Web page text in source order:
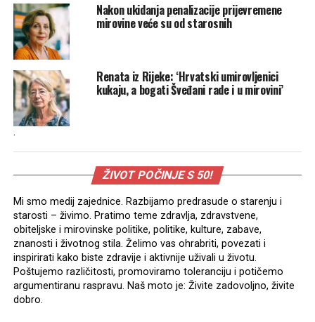
Nakon ukidanja penalizacije prijevremene
mirovine veće su od starosnih
Renata iz Rijeke: ‘Hrvatski umirovljenici
kukaju, a bogati Šveđani rade i u mirovini’
.
ŽIVOT POČINJE S 50!
Mi smo medij zajednice. Razbijamo predrasude o starenju i
starosti – živimo. Pratimo teme zdravlja, zdravstvene,
obiteljske i mirovinske politike, politike, kulture, zabave,
znanosti i životnog stila. Želimo vas ohrabriti, povezati i
inspirirati kako biste zdravije i aktivnije uživali u životu.
Poštujemo različitosti, promoviramo toleranciju i potičemo
argumentiranu raspravu. Naš moto je: Živite zadovoljno, živite
dobro.